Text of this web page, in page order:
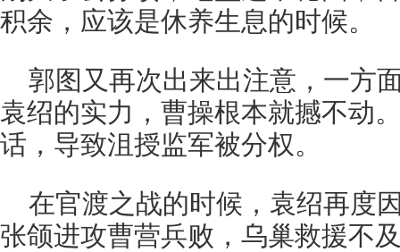
积余，应该是休养生息的时候。
郭图又再次出来出注意，一方
袁绍的实力，曹操根本就撼不动
话，导致沮授监军被分权。
在官渡之战的时候，袁绍再度
张颌进攻曹营兵败，乌巢救援不